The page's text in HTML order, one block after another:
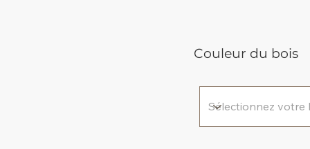
Couleur du bois